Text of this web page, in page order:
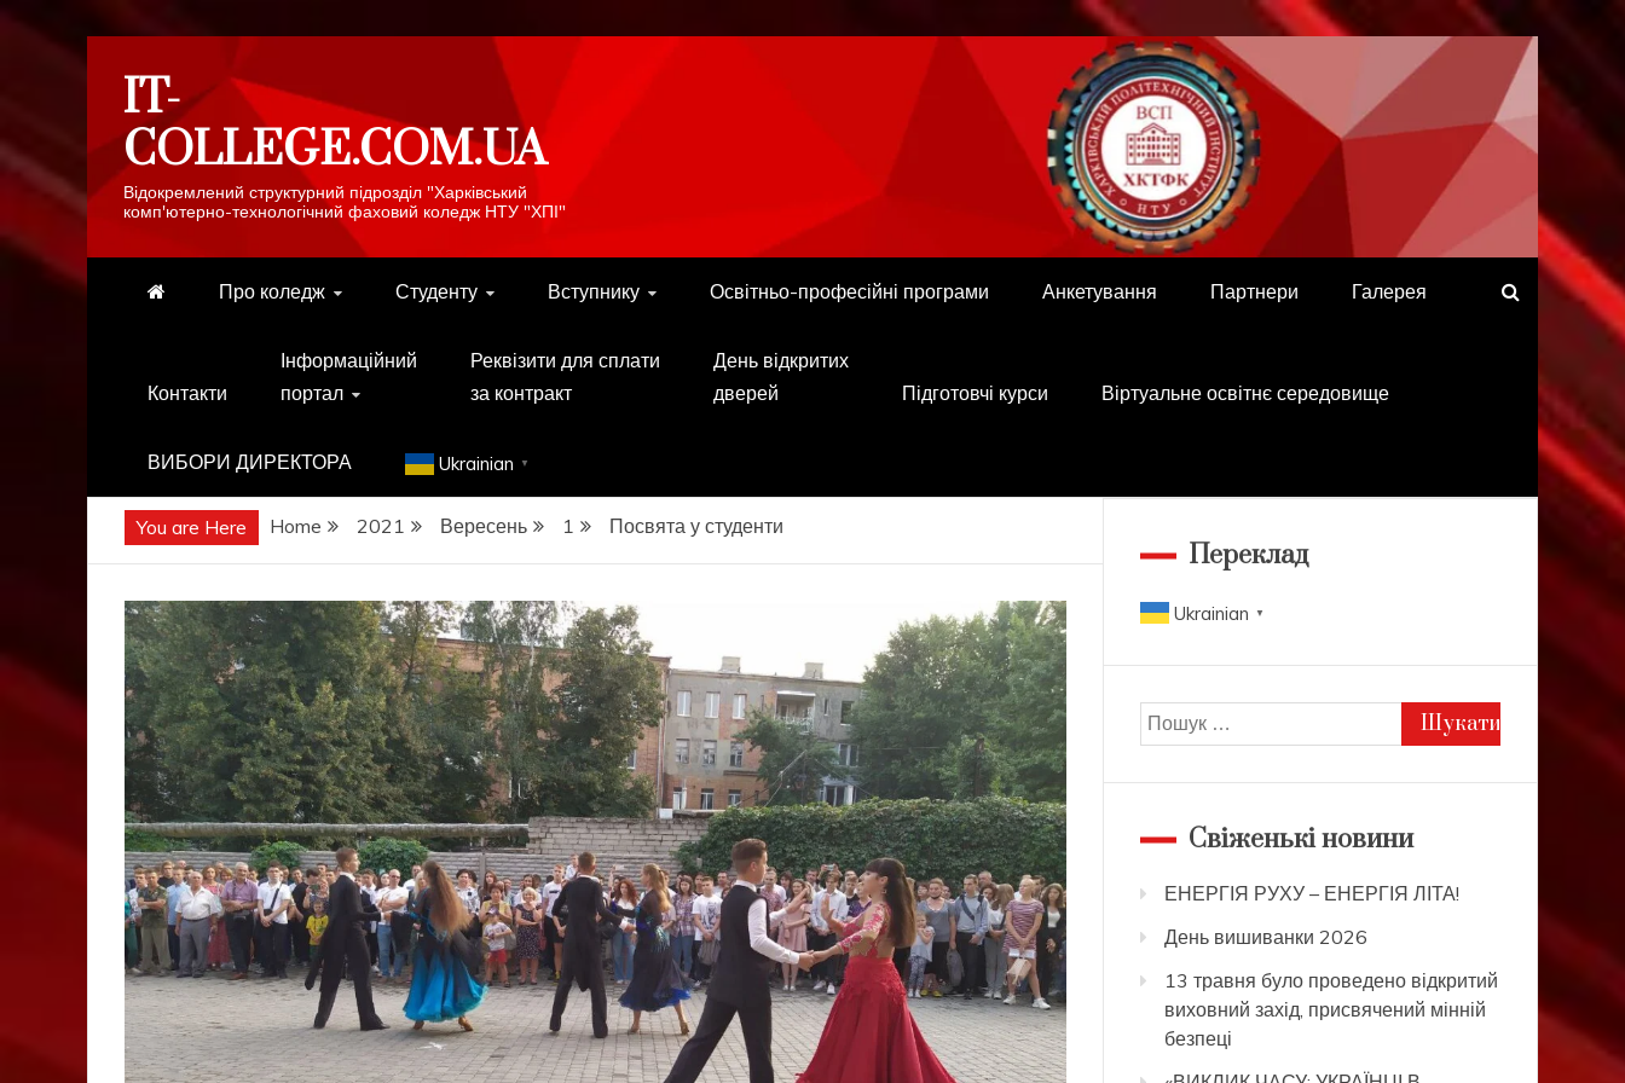
contentIT-
COLLEGE.COM.UA
Відокремлений структурний підрозділ "Харківський
комп'ютерно-технологічний фаховий коледж НТУ "ХПІ"
Про коледж Студенту Вступнику Освітньо-професійні програми Анкетування Партнери Галерея
Контакти
Інформаційний
портал
Реквізити для сплати
за контракт
День відкритих
дверей
Підготовчі курси Віртуальне освітнє середовище
ВИБОРИ ДИРЕКТОРА Ukrainian ▼
You are Here Home 2021 Вересень 1 Посвята у студенти
Переклад
Ukrainian ▼
Пошук:
Свіженькі новини
ЕНЕРГІЯ РУХУ – ЕНЕРГІЯ ЛІТА!
День вишиванки 2026
13 травня було проведено відкритий
виховний захід, присвячений мінній
безпеці